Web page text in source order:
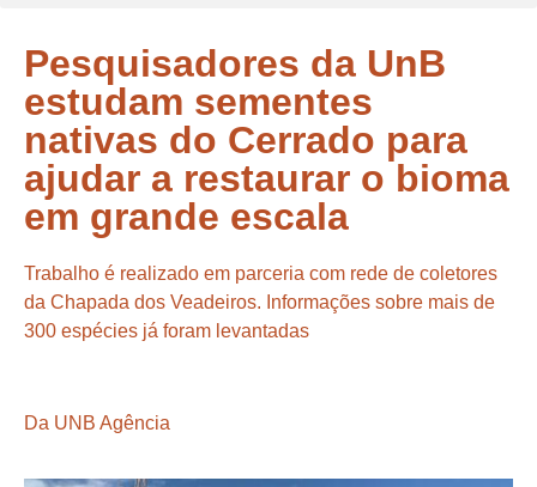
Pesquisadores da UnB
estudam sementes
nativas do Cerrado para
ajudar a restaurar o bioma
em grande escala
Trabalho é realizado em parceria com rede de coletores
da Chapada dos Veadeiros. Informações sobre mais de
300 espécies já foram levantadas
Da UNB Agência